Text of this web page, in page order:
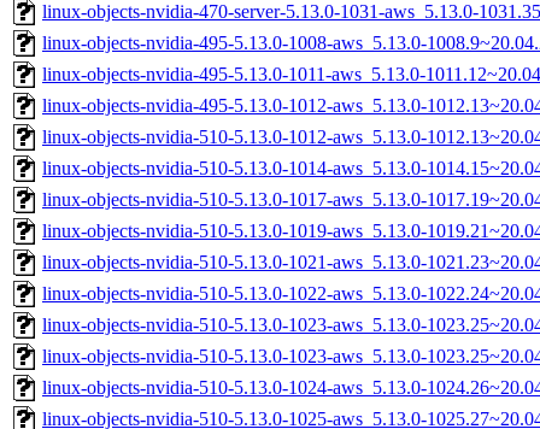
linux-objects-nvidia-470-server-5.13.0-1031-aws_5.13.0-
linux-objects-nvidia-495-5.13.0-1008-aws_5.13.0-
linux-objects-nvidia-495-5.13.0-1011-aws_5.13.0-
linux-objects-nvidia-495-5.13.0-1012-aws_5.13.0-
linux-objects-nvidia-510-5.13.0-1012-aws_5.13.0-
linux-objects-nvidia-510-5.13.0-1014-aws_5.13.0-
linux-objects-nvidia-510-5.13.0-1017-aws_5.13.0-
linux-objects-nvidia-510-5.13.0-1019-aws_5.13.0-
linux-objects-nvidia-510-5.13.0-1021-aws_5.13.0-
linux-objects-nvidia-510-5.13.0-1022-aws_5.13.0-
linux-objects-nvidia-510-5.13.0-1023-aws_5.13.0-
linux-objects-nvidia-510-5.13.0-1023-aws_5.13.0-
linux-objects-nvidia-510-5.13.0-1024-aws_5.13.0-
linux-objects-nvidia-510-5.13.0-1025-aws_5.13.0-